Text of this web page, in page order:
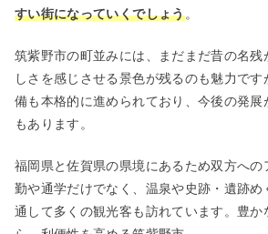
すい街になっていくでしょう。
筑紫野市の町並みには、まだまだ昔の名残
しさを感じさせる景色が残るのも魅力で
備も本格的に進められており、今後の発展
もあります。
福岡県と佐賀県の県境にあるため双方への
勤や通学だけでなく、温泉や史跡・遺跡め
通して多くの観光客も訪れています。豊か